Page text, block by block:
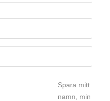
Spara mitt
namn, min